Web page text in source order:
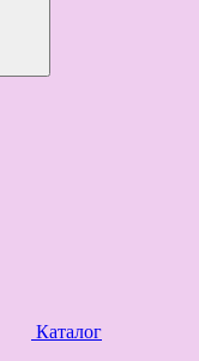
Каталог